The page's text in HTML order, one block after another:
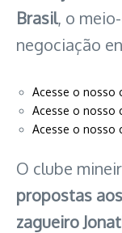
Brasil, o
negociação
Acesse o nosso
Acesse o nosso
Acesse o nosso
O clube
propostas
zagueiro